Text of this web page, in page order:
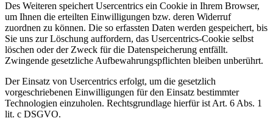
Des Weiteren speichert Usercentrics ein Cookie in Ihrem Browser,
um Ihnen die erteilten Einwilligungen bzw. deren Widerruf
zuordnen zu können. Die so erfassten Daten werden gespeichert, bis
Sie uns zur Löschung auffordern, das Usercentrics-Cookie selbst
löschen oder der Zweck für die Datenspeicherung entfällt.
Zwingende gesetzliche Aufbewahrungspflichten bleiben unberührt.
Der Einsatz von Usercentrics erfolgt, um die gesetzlich
vorgeschriebenen Einwilligungen für den Einsatz bestimmter
Technologien einzuholen. Rechtsgrundlage hierfür ist Art. 6 Abs. 1
lit. c DSGVO.